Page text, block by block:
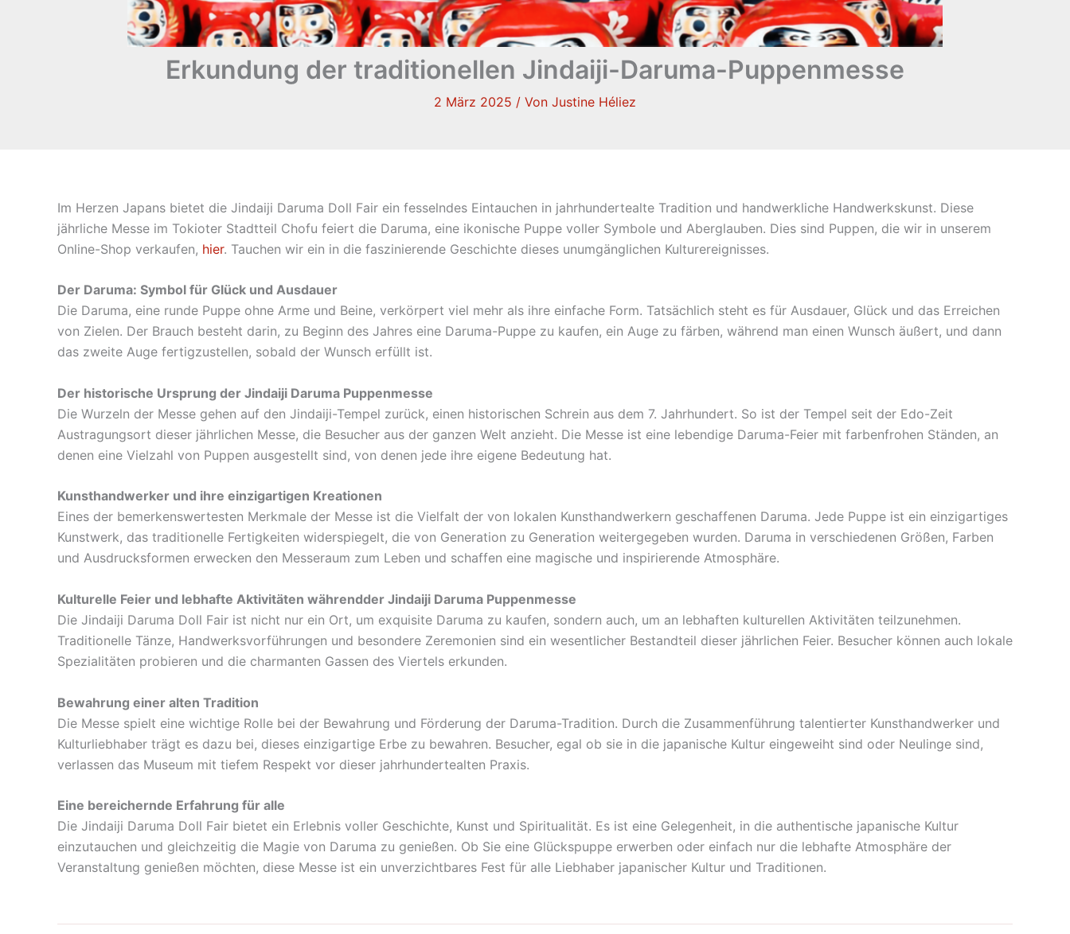
Erkundung der traditionellen Jindaiji-Daruma-Puppenmesse
2 März 2025 / Von Justine Héliez
Im Herzen Japans bietet die Jindaiji Daruma Doll Fair ein fesselndes Eintauchen in jahrhundertealte Tradition und handwerkliche Handwerkskunst. Diese
jährliche Messe im Tokioter Stadtteil Chofu feiert die Daruma, eine ikonische Puppe voller Symbole und Aberglauben. Dies sind Puppen, die wir in unserem
Online-Shop verkaufen, hier. Tauchen wir ein in die faszinierende Geschichte dieses unumgänglichen Kulturereignisses.
Der Daruma: Symbol für Glück und Ausdauer
Die Daruma, eine runde Puppe ohne Arme und Beine, verkörpert viel mehr als ihre einfache Form. Tatsächlich steht es für Ausdauer, Glück und das Erreichen
von Zielen. Der Brauch besteht darin, zu Beginn des Jahres eine Daruma-Puppe zu kaufen, ein Auge zu färben, während man einen Wunsch äußert, und dann
das zweite Auge fertigzustellen, sobald der Wunsch erfüllt ist.
Der historische Ursprung der Jindaiji Daruma Puppenmesse
Die Wurzeln der Messe gehen auf den Jindaiji-Tempel zurück, einen historischen Schrein aus dem 7. Jahrhundert. So ist der Tempel seit der Edo-Zeit
Austragungsort dieser jährlichen Messe, die Besucher aus der ganzen Welt anzieht. Die Messe ist eine lebendige Daruma-Feier mit farbenfrohen Ständen, an
denen eine Vielzahl von Puppen ausgestellt sind, von denen jede ihre eigene Bedeutung hat.
Kunsthandwerker und ihre einzigartigen Kreationen
Eines der bemerkenswertesten Merkmale der Messe ist die Vielfalt der von lokalen Kunsthandwerkern geschaffenen Daruma. Jede Puppe ist ein einzigartiges
Kunstwerk, das traditionelle Fertigkeiten widerspiegelt, die von Generation zu Generation weitergegeben wurden. Daruma in verschiedenen Größen, Farben
und Ausdrucksformen erwecken den Messeraum zum Leben und schaffen eine magische und inspirierende Atmosphäre.
Kulturelle Feier und lebhafte Aktivitäten währendder Jindaiji Daruma Puppenmesse
Die Jindaiji Daruma Doll Fair ist nicht nur ein Ort, um exquisite Daruma zu kaufen, sondern auch, um an lebhaften kulturellen Aktivitäten teilzunehmen.
Traditionelle Tänze, Handwerksvorführungen und besondere Zeremonien sind ein wesentlicher Bestandteil dieser jährlichen Feier. Besucher können auch lokale
Spezialitäten probieren und die charmanten Gassen des Viertels erkunden.
Bewahrung einer alten Tradition
Die Messe spielt eine wichtige Rolle bei der Bewahrung und Förderung der Daruma-Tradition. Durch die Zusammenführung talentierter Kunsthandwerker und
Kulturliebhaber trägt es dazu bei, dieses einzigartige Erbe zu bewahren. Besucher, egal ob sie in die japanische Kultur eingeweiht sind oder Neulinge sind,
verlassen das Museum mit tiefem Respekt vor dieser jahrhundertealten Praxis.
Eine bereichernde Erfahrung für alle
Die Jindaiji Daruma Doll Fair bietet ein Erlebnis voller Geschichte, Kunst und Spiritualität. Es ist eine Gelegenheit, in die authentische japanische Kultur
einzutauchen und gleichzeitig die Magie von Daruma zu genießen. Ob Sie eine Glückspuppe erwerben oder einfach nur die lebhafte Atmosphäre der
Veranstaltung genießen möchten, diese Messe ist ein unverzichtbares Fest für alle Liebhaber japanischer Kultur und Traditionen.